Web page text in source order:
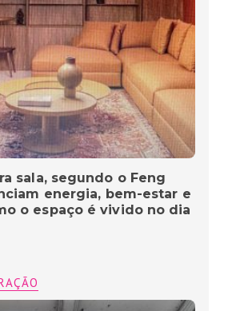
sala, segundo o Feng
energia, bem-estar e
o espaço é vivido no dia